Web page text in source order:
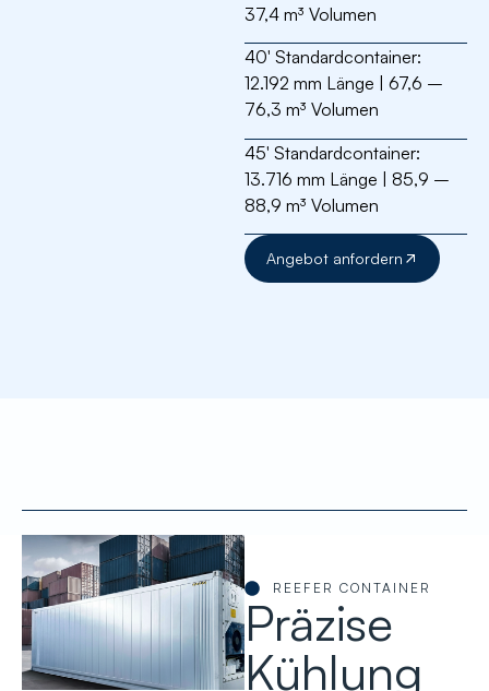
37,4 m³ Volumen
40′ Standardcontainer:
12.192 mm Länge | 67,6 –
76,3 m³ Volumen
45′ Standardcontainer:
13.716 mm Länge | 85,9 –
88,9 m³ Volumen
Angebot anfordern
REEFER CONTAINER
Präzise
Kühlung